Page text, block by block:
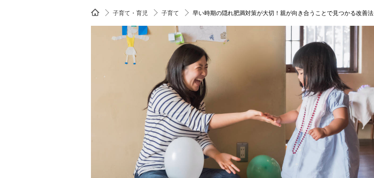
子育て・育児 子育て 早い時期の隠れ肥満対策が大切！親が向き合うことで見つかる改善法